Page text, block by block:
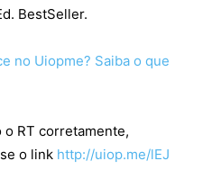
BestSeller.
no Uiopme? Saiba o que
RT corretamente,
o link http://uiop.me/lEJ